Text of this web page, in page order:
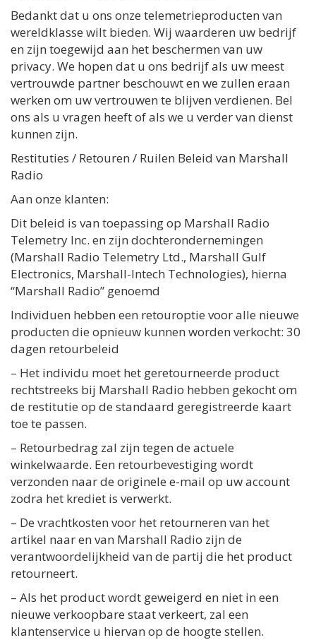
Bedankt dat u ons onze telemetrieproducten van
wereldklasse wilt bieden. Wij waarderen uw bedrijf
en zijn toegewijd aan het beschermen van uw
privacy. We hopen dat u ons bedrijf als uw meest
vertrouwde partner beschouwt en we zullen eraan
werken om uw vertrouwen te blijven verdienen. Bel
ons als u vragen heeft of als we u verder van dienst
kunnen zijn.
Restituties / Retouren / Ruilen Beleid van Marshall
Radio
Aan onze klanten:
Dit beleid is van toepassing op Marshall Radio
Telemetry Inc. en zijn dochterondernemingen
(Marshall Radio Telemetry Ltd., Marshall Gulf
Electronics, Marshall-Intech Technologies), hierna
“Marshall Radio” genoemd
Individuen hebben een retouroptie voor alle nieuwe
producten die opnieuw kunnen worden verkocht: 30
dagen retourbeleid
– Het individu moet het geretourneerde product
rechtstreeks bij Marshall Radio hebben gekocht om
de restitutie op de standaard geregistreerde kaart
toe te passen.
– Retourbedrag zal zijn tegen de actuele
winkelwaarde. Een retourbevestiging wordt
verzonden naar de originele e-mail op uw account
zodra het krediet is verwerkt.
– De vrachtkosten voor het retourneren van het
artikel naar en van Marshall Radio zijn de
verantwoordelijkheid van de partij die het product
retourneert.
– Als het product wordt geweigerd en niet in een
nieuwe verkoopbare staat verkeert, zal een
klantenservice u hiervan op de hoogte stellen.